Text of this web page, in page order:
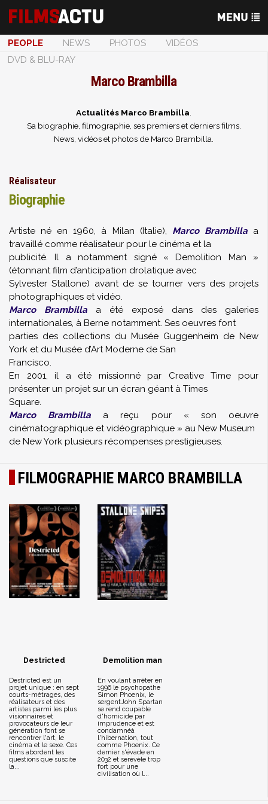
PEOPLE NEWS PHOTOS
VIDÉOS
DVD & BLU-RAY
Marco Brambilla
Actualités Marco Brambilla
Sa biographie, filmographie, ses premiers et derniers films.
News, vidéos et photos de Marco Brambilla.
Réalisateur
Biographie
Artiste né en 1960, à Milan (Italie), Marco Brambillaa
travaillé comme réalisateur pour le cinéma et la
publicité. Il a notamment signé « Demolition Man »
(étonnant film d’anticipation drolatique avec
Sylvester Stallone) avant de se tourner vers des projets
photographiques et vidéo.
Marco Brambilla a été exposé dans des galeries
internationales, à Berne notamment. Ses oeuvres font
parties des collections du Musée Guggenheim de New
York et du Musée d’Art Moderne de San
Francisco.
En 2001, il a été missionné par Creative Time pour
présenter un projet sur un écran géant à Times
Square.
Marco Brambilla a reçu pour « son oeuvre
cinématographique et vidéographique » au New Museum
de New York plusieurs récompenses prestigieuses.
FILMOGRAPHIE MARCO BRAMBILLA
Destricted
Destricted est un
projet unique : en sept
courts-métrages, des
réalisateurs et des
artistes parmi les plus
visionnaires et
provocateurs de leur
génération font se
rencontrer l'art, le
cinéma et le sexe. Ces
films abordent les
questions que suscite
la...
Demolition man
En voulant arrêter en
1996 le psychopathe
Simon Phoenix, le
sergentJohn Spartan
se rend coupable
d'homicide par
imprudence et est
condamnéà
l'hibernation, tout
comme Phoenix. Ce
dernier s'évade en
2032 et serévèle trop
fort pour une
civilisation où l...